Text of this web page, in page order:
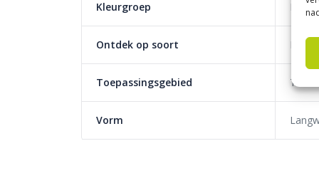
zorgt voor een tijdloze
Direct leverbaar en
Kijlstra trottoirbanden direct
verschillende breedtes en hoogtes en kunnen
andere Kijlstra producten. Daarnaast zijn er
Kleurgroep
Ontdek op soort Effen
Toepassingsgebied Tuin
Vorm